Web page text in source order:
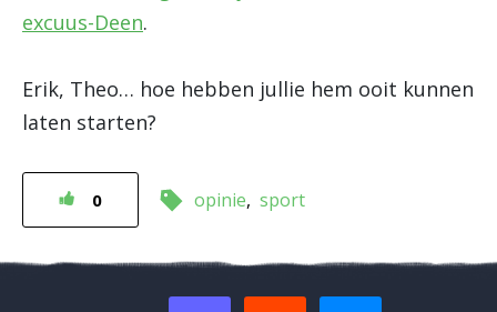
excuus-Deen.
Erik, Theo… hoe hebben jullie hem ooit kunnen
laten starten?
0 opinie sport